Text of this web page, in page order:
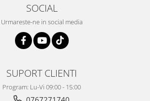
SOCIAL
Urmareste-ne in social media
SUPORT CLIENTI
Program: Lu-Vi 09:00 - 15:00